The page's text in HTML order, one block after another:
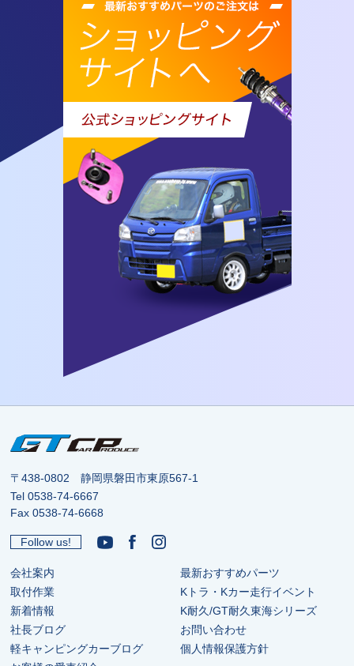
〒438-0802 静岡県磐田市東原567-1
Tel0538-74-6667
Fax 0538-74-6668
Follow us!
会社案内
取付作業
新着情報
社長ブログ
軽キャンピングカーブログ
最新おすすめパーツ
Kトラ・Kカー走行イベント
K耐久/GT耐久東海シリーズ
お問い合わせ
個人情報保護方針